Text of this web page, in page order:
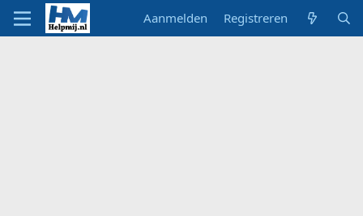
Aanmelden Registreren